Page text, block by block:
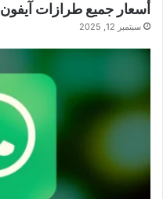
أسعار جميع طرازات آيفون 17 في سوريا
سبتمبر 12, 2025